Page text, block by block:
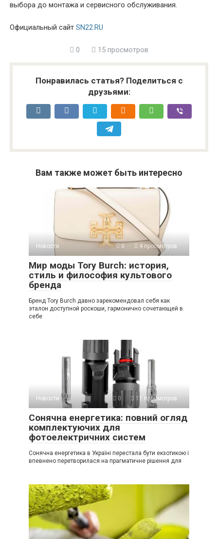
выбора до монтажа и сервисного обслуживания.
Официальный сайт SN22.RU
0 15 просмотров
Понравилась статья? Поделиться с
друзьями:
Вам также может быть интересно
Новости 0 4 просмотров
Мир моды Tory Burch: история,
стиль и философия культового
бренда
Бренд Tory Burch давно зарекомендовал себя как
эталон доступной роскоши, гармонично сочетающей в
себе
Новости 0 11 просмотров
Сонячна енергетика: повний огляд
комплектуючих для
фотоелектричних систем
Сонячна енергетика в Україні перестала бути екзотикою і
впевнено перетворилася на прагматичне рішення для